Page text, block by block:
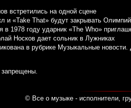
встретились на одной сцене
и «Take That» будут закрывать
в 1978 году ударник «The Who»
Носков дает сольник в Лужниках
в рубрике Музыкальные новости.
запрещены.
© Все о музыке - исполнители,